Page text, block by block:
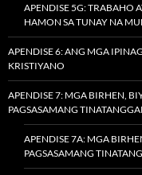
APENDISE 5G: TRABAHO
HAMON SA TUNAY NA
APENDISE 6: ANG MGA
KRISTIYANO
APENDISE 7: MGA BIRHEN,
PAGSASAMANG
APENDISE 7A: MGA
PAGSASAMANG